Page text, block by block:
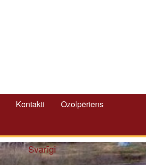
Kontakti
Ozolpēriens
Svarīgi